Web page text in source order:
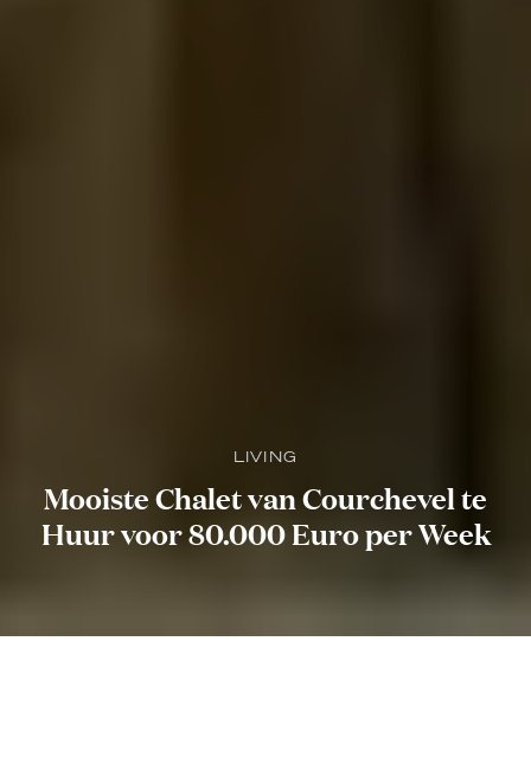
LIVING
Mooiste Chalet van Courchevel te
Huur voor 80.000 Euro per Week